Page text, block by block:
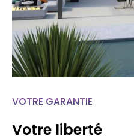
VOTRE GARANTIE
Votre liberté